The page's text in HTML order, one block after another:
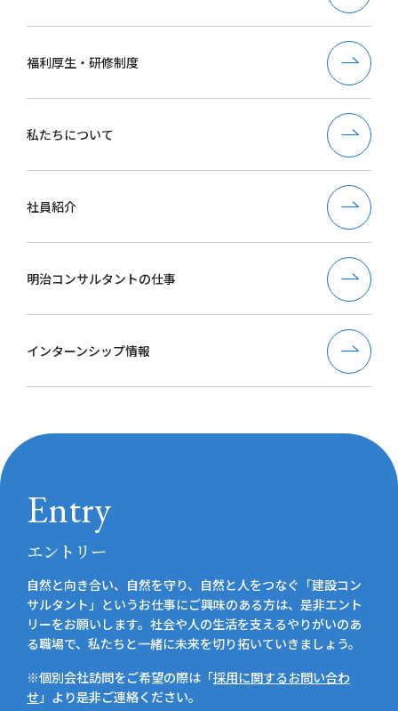
福利厚生・研修制度
私たちについて
社員紹介
明治コンサルタントの仕事
インターンシップ情報
Entry
エントリー
自然と向き合い、自然を守り、自然と人をつなぐ「建設コン
サルタント」というお仕事にご興味のある方は、是非エント
リーをお願いします。社会や人の生活を支えるやりがいのあ
る職場で、私たちと一緒に未来を切り拓いていきましょう。
※個別会社訪問をご希望の際は「採用に関するお問い合わ
せ 」より是非ご連絡ください。